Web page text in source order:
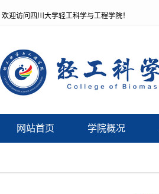
欢迎访问四川大学轻工科学与工程学院！
网站首页 学院概况